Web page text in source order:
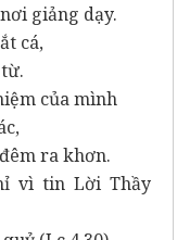
giảng dạy.
cá,
của mình
ra khơn.
vì tin Lời Thầy